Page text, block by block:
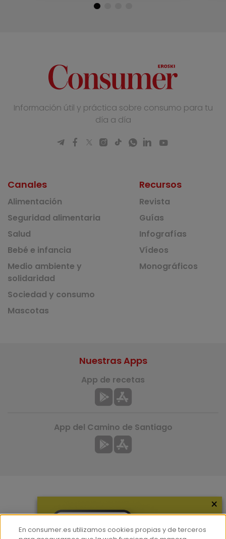
Información útil y práctica sobre consumo para tu
día a día
Canales
Alimentación
Seguridad alimentaria
Salud
Bebé e infancia
Medio ambiente y
solidaridad
Sociedad y consumo
Mascotas
Recursos
Revista
Guías
Infografías
Vídeos
Monográficos
Nuestras Apps
App de recetas
App del Camino de Santiago
×
En consumer.es utilizamos cookies propias y de terceros